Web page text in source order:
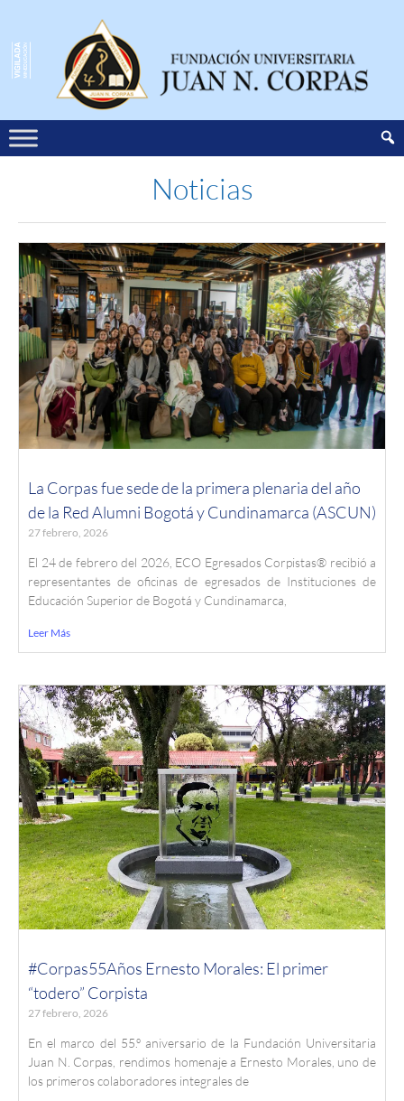
Noticias
La Corpas fue sede de la primera plenaria del año
de la Red Alumni Bogotá y Cundinamarca (ASCUN)
27 febrero, 2026
El 24 de febrero del 2026, ECO Egresados Corpistas® recibió a
representantes de oficinas de egresados de Instituciones de
Educación Superior de Bogotá y Cundinamarca,
Leer Más
#Corpas55Años Ernesto Morales: El primer
“todero” Corpista
27 febrero, 2026
En el marco del 55.º aniversario de la Fundación Universitaria
Juan N. Corpas, rendimos homenaje a Ernesto Morales, uno de
los primeros colaboradores integrales de